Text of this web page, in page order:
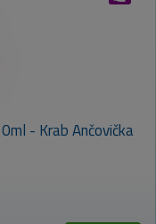
- Krab Ančovička